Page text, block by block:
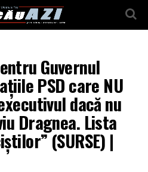
Guvernul
PSD care NU
dacă nu
Dragnea. Lista
(SURSE) |